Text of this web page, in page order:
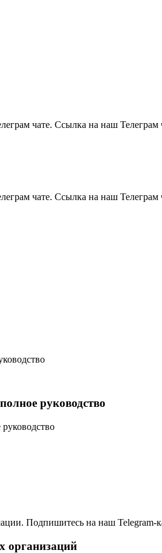
чате. Ссылка на наш Телеграм
чате. Ссылка на наш Телеграм
руководство
Подпишитесь на наш Telegram-
организаций